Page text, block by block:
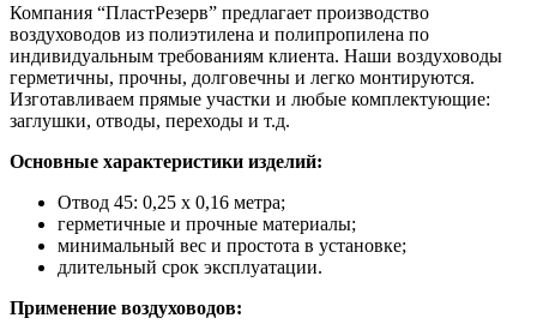
Компания “ПластРезерв” предлагает производство
воздуховодов из полиэтилена и полипропилена по
индивидуальным требованиям клиента. Наши воздуховоды
герметичны, прочны, долговечны и легко монтируются.
Изготавливаем прямые участки и любые комплектующие:
заглушки, отводы, переходы и т.д.
Основные характеристики изделий:
Отвод 45: 0,25 x 0,16 метра;
герметичные и прочные материалы;
минимальный вес и простота в установке;
длительный срок эксплуатации.
Применение воздуховодов: